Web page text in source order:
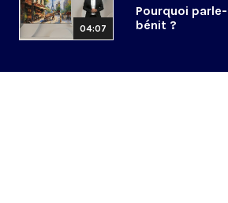
04:07
Pourquoi
bénit ?